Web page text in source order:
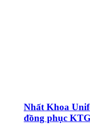
Nhất Khoa
đồng phục